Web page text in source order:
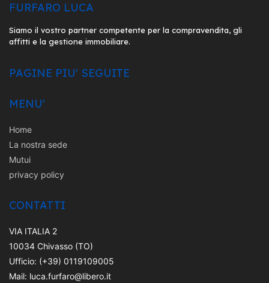
FURFARO LUCA
Siamo il vostro partner competente per la compravendita, gli
affitti e la gestione immobiliare.
PAGINE PIU' SEGUITE
MENU'
Home
La nostra sede
Mutui
privacy policy
CONTATTI
VIA ITALIA 2
10034 Chivasso (TO)
Ufficio: (+39) 0119109005
Mail: luca.furfaro@libero.it